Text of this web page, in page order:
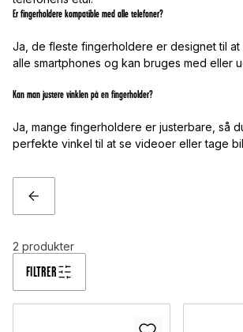
Er fingerholdere kompatible med alle telefoner?
Ja, de fleste fingerholdere er designet til
alle smartphones og kan bruges med eller
Kan man justere vinklen på en fingerholder?
Ja, mange fingerholdere er justerbare, så
perfekte vinkel til at se videoer eller tage
TILBAGE
FILTRER
2 produkter